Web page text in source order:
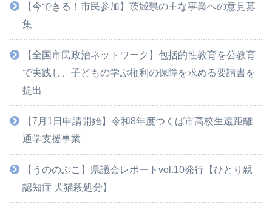
【今できる！市民参加】茨城県の主な事業への意見募
集
【全国市民政治ネットワーク】包括的性教育を公教育
で実践し、子どもの学ぶ権利の保障を求める要請書を
提出
【7月1日申請開始】令和8年度つくば市高校生遠距離
通学支援事業
【うののぶこ】県議会レポートvol.10発行【ひとり親
認知症 犬猫殺処分】